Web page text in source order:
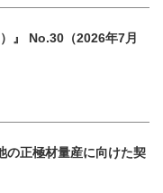
』 No.30（2026年7月
の正極材量産に向けた契